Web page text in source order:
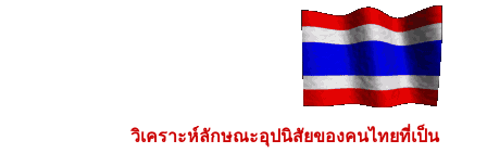
วิเคราะห์ลักษณะอุปนิสัยของคนไทยที่เป็น